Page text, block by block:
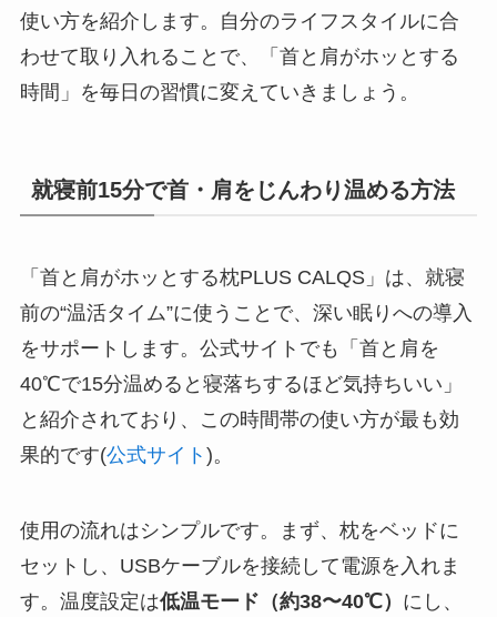
使い方を紹介します。自分のライフスタイルに合
わせて取り入れることで、「首と肩がホッとする
時間」を毎日の習慣に変えていきましょう。
就寝前15分で首・肩をじんわり温める方法
「首と肩がホッとする枕PLUS CALQS」は、就寝
前の“温活タイム”に使うことで、深い眠りへの導入
をサポートします。公式サイトでも「首と肩を
40℃で15分温めると寝落ちするほど気持ちいい」
と紹介されており、この時間帯の使い方が最も効
果的です(公式サイト )。
使用の流れはシンプルです。まず、枕をベッドに
セットし、USBケーブルを接続して電源を入れま
す。温度設定は低温モード（約38〜40℃） にし、